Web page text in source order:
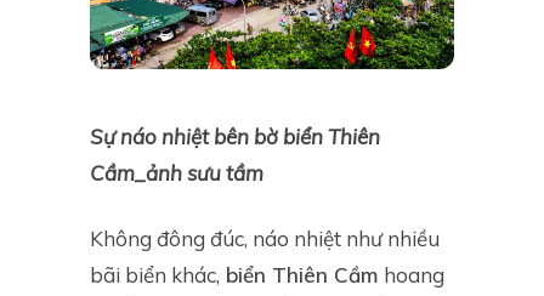
Sự náo nhiệt bên bờ biển Thiên
Cầm_ảnh sưu tầm
Không đông đúc, náo nhiệt như nhiều
bãi biển khác, biển Thiên Cầm hoang